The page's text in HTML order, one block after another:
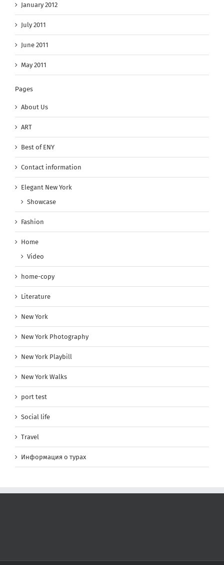
January 2012
July 2011
June 2011
May 2011
Pages
About Us
ART
Best of ENY
Contact information
Elegant New York
Showcase
Fashion
Home
Video
home-copy
Literature
New York
New York Photography
New York Playbill
New York Walks
port test
Social life
Travel
Информация о турах